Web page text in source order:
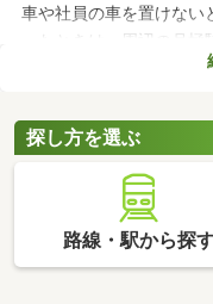
車や社員の車を置けない
ったときは、周辺の月
め。店舗や事務所から
介するので、立地をチェ
探し方を選ぶ
路線・駅から探